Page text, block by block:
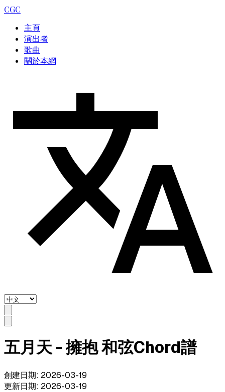
CGC
主頁
演出者
歌曲
關於本網
五月天 - 擁抱 和弦Chord譜
創建日期: 2026-03-19
更新日期: 2026-03-19